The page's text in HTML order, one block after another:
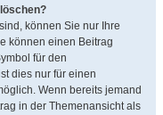
können Sie nur Ihre
können einen Beitrag
für den
dies nur für einen
Wenn bereits jemand
in der Themenansicht als